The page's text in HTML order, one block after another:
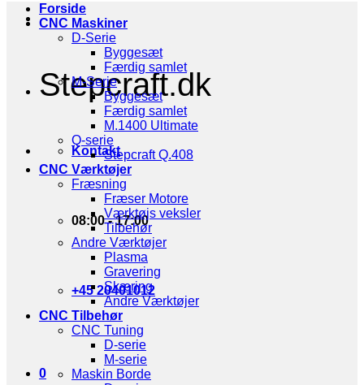
Stepcraft.dk
Kontakt
08:00 - 17:00
+45 20401012
0
Forside
CNC Maskiner
D-Serie
Byggesæt
Færdig samlet
M-Serie
Byggesæt
Færdig samlet
M.1400 Ultimate
Q-serie
Stepcraft Q.408
CNC Værktøjer
Fræsning
Fræser Motore
Værktøjs veksler
Tilbehør
Andre Værktøjer
Plasma
Gravering
Skæring
Andre Værktøjer
CNC Tilbehør
CNC Tuning
D-serie
M-serie
Maskin Borde